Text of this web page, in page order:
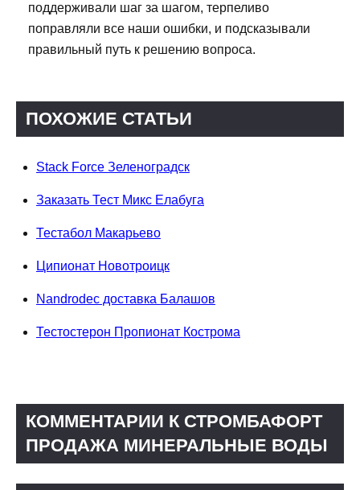
поддерживали шаг за шагом, терпеливо
поправляли все наши ошибки, и подсказывали
правильный путь к решению вопроса.
ПОХОЖИЕ СТАТЬИ
Stack Force Зеленоградск
Заказать Тест Микс Елабуга
Тестабол Макарьево
Ципионат Новотроицк
Nandrodec доставка Балашов
Тестостерон Пропионат Кострома
КОММЕНТАРИИ К СТРОМБАФОРТ
ПРОДАЖА МИНЕРАЛЬНЫЕ ВОДЫ